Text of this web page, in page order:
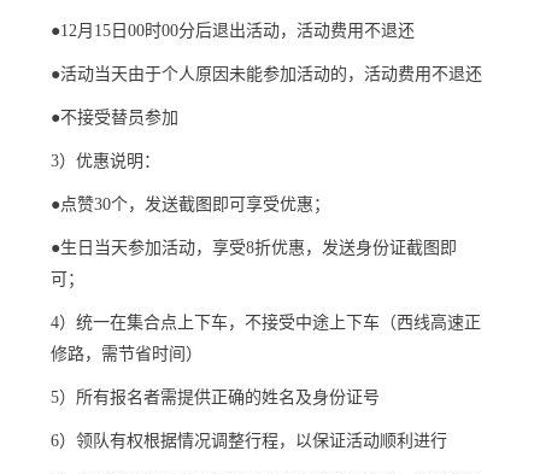
●12月15日00时00分后退出活动，活动费用不退还
●活动当天由于个人原因未能参加活动的，活动费用不退还
●不接受替员参加
3）优惠说明：
●点赞30个，发送截图即可享受优惠；
●生日当天参加活动，享受8折优惠，发送身份证截图即
可；
4）统一在集合点上下车，不接受中途上下车（西线高速正
修路，需节省时间）
5）所有报名者需提供正确的姓名及身份证号
6）领队有权根据情况调整行程，以保证活动顺利进行